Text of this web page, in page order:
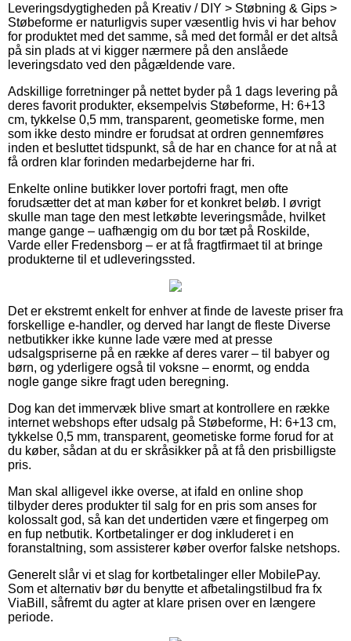
Leveringsdygtigheden på Kreativ / DIY > Støbning & Gips >
Støbeforme er naturligvis super væsentlig hvis vi har behov
for produktet med det samme, så med det formål er det altså
på sin plads at vi kigger nærmere på den anslåede
leveringsdato ved den pågældende vare.
Adskillige forretninger på nettet byder på 1 dags levering på
deres favorit produkter, eksempelvis Støbeforme, H: 6+13
cm, tykkelse 0,5 mm, transparent, geometiske forme, men
som ikke desto mindre er forudsat at ordren gennemføres
inden et besluttet tidspunkt, så de har en chance for at nå at
få ordren klar forinden medarbejderne har fri.
Enkelte online butikker lover portofri fragt, men ofte
forudsætter det at man køber for et konkret beløb. I øvrigt
skulle man tage den mest letkøbte leveringsmåde, hvilket
mange gange – uafhængig om du bor tæt på Roskilde,
Varde eller Fredensborg – er at få fragtfirmaet til at bringe
produkterne til et udleveringssted.
Det er ekstremt enkelt for enhver at finde de laveste priser fra
forskellige e-handler, og derved har langt de fleste Diverse
netbutikker ikke kunne lade være med at presse
udsalgspriserne på en række af deres varer – til babyer og
børn, og yderligere også til voksne – enormt, og endda
nogle gange sikre fragt uden beregning.
Dog kan det immervæk blive smart at kontrollere en række
internet webshops efter udsalg på Støbeforme, H: 6+13 cm,
tykkelse 0,5 mm, transparent, geometiske forme forud for at
du køber, sådan at du er skråsikker på at få den prisbilligste
pris.
Man skal alligevel ikke overse, at ifald en online shop
tilbyder deres produkter til salg for en pris som anses for
kolossalt god, så kan det undertiden være et fingerpeg om
en fup netbutik. Kortbetalinger er dog inkluderet i en
foranstaltning, som assisterer køber overfor falske netshops.
Generelt slår vi et slag for kortbetalinger eller MobilePay.
Som et alternativ bør du benytte et afbetalingstilbud fra fx
ViaBill, såfremt du agter at klare prisen over en længere
periode.